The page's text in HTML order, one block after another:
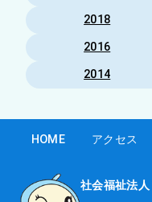
2018
2016
2014
HOME アクセス
社会福祉法人